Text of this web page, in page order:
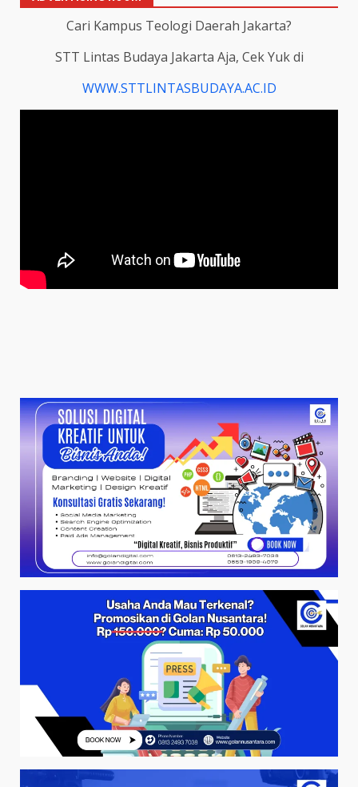
Cari Kampus Teologi Daerah Jakarta?
STT Lintas Budaya Jakarta Aja, Cek Yuk di
WWW.STTLINTASBUDAYA.AC.ID